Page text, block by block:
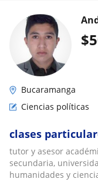
$
Bucaramanga
Ciencias políticas
clases
tutor y asesor
secundaria,
humanidades y